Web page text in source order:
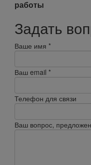
работы
Задать
Ваше имя *
Ваш email *
Телефон для связи
Ваш вопрос,